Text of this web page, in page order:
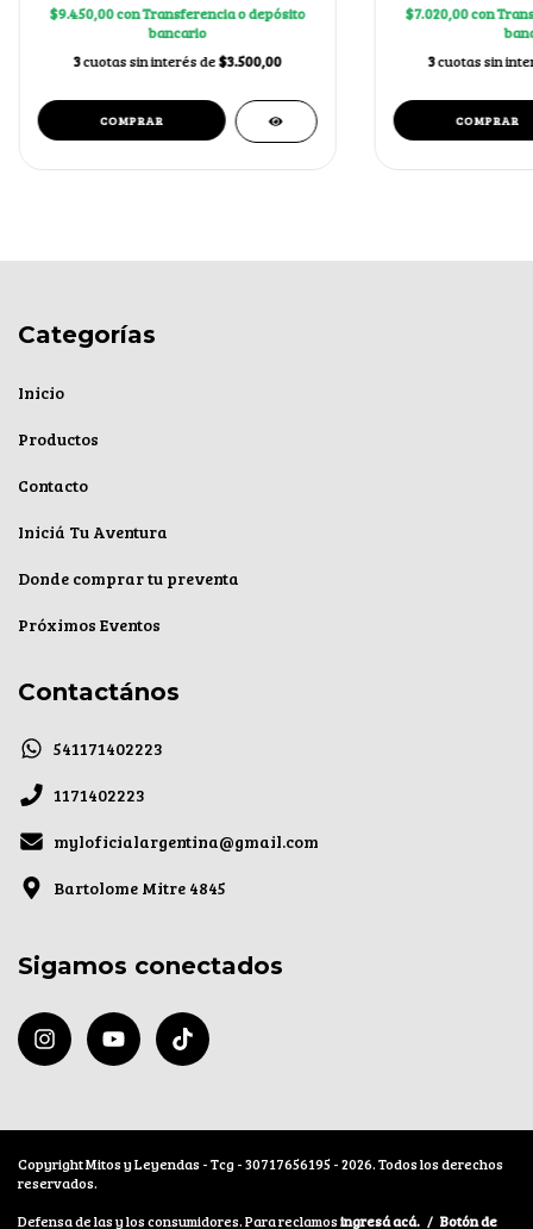
$9.450,00conTransferencia o depósito
bancario
3cuotas sin interés de$3.500,00
$7.020,00con
3cuotas sin
Categorías
Inicio
Productos
Contacto
Iniciá Tu Aventura
Donde comprar tu preventa
Próximos Eventos
Contactános
541171402223
1171402223
myloficialargentina@gmail.com
Bartolome Mitre 4845
Sigamos conectados
Copyright Mitos y Leyendas - Tcg - 30717656195 - 2026. Todos los derechos
reservados.
Defensa de las y los consumidores. Para reclamosingresá acá. / Botón de